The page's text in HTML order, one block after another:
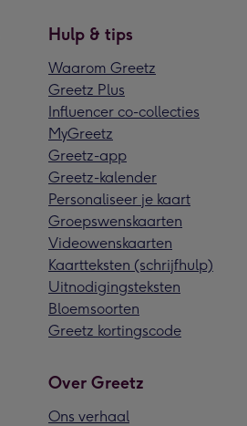
Hulp & tips
Waarom Greetz
Greetz Plus
Influencer co-collecties
MyGreetz
Greetz-app
Greetz-kalender
Personaliseer je kaart
Groepswenskaarten
Videowenskaarten
Kaartteksten (schrijfhulp)
Uitnodigingsteksten
Bloemsoorten
Greetz kortingscode
Over Greetz
Ons verhaal